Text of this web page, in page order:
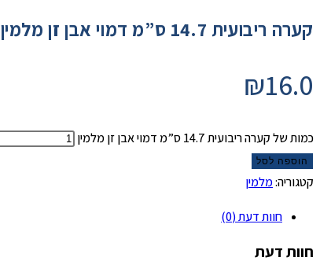
קערה ריבועית 14.7 ס”מ דמוי אבן זן מלמין
₪16.0
כמות של קערה ריבועית 14.7 ס”מ דמוי אבן זן מלמין
הוספה לסל
קטגוריה:מלמין
חוות דעת (0)
חוות דעת